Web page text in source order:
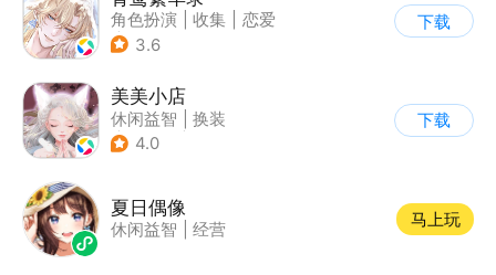
角色扮演 收集
恋爱
| 女性向
3.6
下载
美美小店
休闲益智
换装
| 女性向
4.0
下载
夏日偶像
休闲益智 经营
马上玩